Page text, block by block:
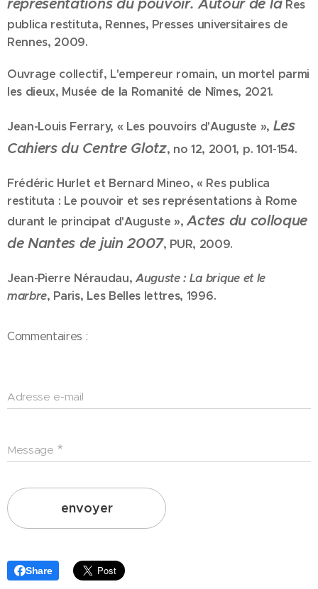
représentations du pouvoir. Autour de laRes
publica restituta, Rennes, Presses universitaires de
Rennes, 2009.
Ouvrage collectif, L'empereur romain, un mortel parmi
les dieux, Musée de la Romanité de Nîmes, 2021.
Jean-Louis Ferrary, « Les pouvoirs d'Auguste », Les
Cahiers du Centre Glotz, no 12,‎ 2001, p. 101-154.
Frédéric Hurlet et Bernard Mineo, « Res publica
restituta : Le pouvoir et ses représentations à Rome
durant le principat d'Auguste »,Actes du colloque
de Nantes de juin 2007, PUR,‎ 2009.
Jean-Pierre Néraudau, Auguste : La brique et le
marbre, Paris, Les Belles lettres, 1996.
Commentaires :
Adresse e-mail
Message
envoyer
Share